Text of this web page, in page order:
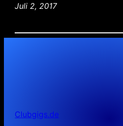
Juli 2, 2017
Clubgigs.de